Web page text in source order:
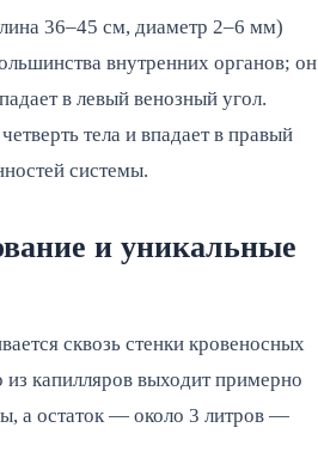
36–45 см, диаметр 2–6 мм)
внутренних органов; он
в левый венозный угол.
тела и впадает в правый
системы.
и уникальные
сквозь стенки кровеносных
из капилляров выходит примерно
а остаток — около 3 литров —